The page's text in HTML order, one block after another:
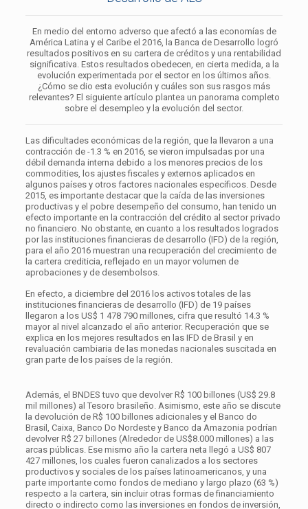
En medio del entorno adverso que afectó a las economías de
América Latina y el Caribe el 2016, la Banca de Desarrollo logró
resultados positivos en su cartera de créditos y una rentabilidad
significativa. Estos resultados obedecen, en cierta medida, a la
evolución experimentada por el sector en los últimos años.
¿Cómo se dio esta evolución y cuáles son sus rasgos más
relevantes? El siguiente artículo plantea un panorama completo
sobre el desempleo y la evolución del sector.
Las dificultades económicas de la región, que la llevaron a una
contracción de -1.3 % en 2016, se vieron impulsadas por una
débil demanda interna debido a los menores precios de los
commodities, los ajustes fiscales y externos aplicados en
algunos países y otros factores nacionales específicos. Desde
2015, es importante destacar que la caída de las inversiones
productivas y el pobre desempeño del consumo, han tenido un
efecto importante en la contracción del crédito al sector privado
no financiero. No obstante, en cuanto a los resultados logrados
por las instituciones financieras de desarrollo (IFD) de la región,
para el año 2016 muestran una recuperación del crecimiento de
la cartera crediticia, reflejado en un mayor volumen de
aprobaciones y de desembolsos.
En efecto, a diciembre del 2016 los activos totales de las
instituciones financieras de desarrollo (IFD) de 19 países
llegaron a los US$ 1 478 790 millones, cifra que resultó 14.3 %
mayor al nivel alcanzado el año anterior. Recuperación que se
explica en los mejores resultados en las IFD de Brasil y en
revaluación cambiaria de las monedas nacionales suscitada en
gran parte de los países de la región.
Además, el BNDES tuvo que devolver R$ 100 billones (US$ 29.8
mil millones) al Tesoro brasileño. Asimismo, este año se discute
la devolución de R$ 100 billones adicionales y el Banco do
Brasil, Caixa, Banco Do Nordeste y Banco da Amazonia podrían
devolver R$ 27 billones (Alrededor de US$8.000 millones) a las
arcas públicas. Ese mismo año la cartera neta llegó a US$ 807
427 millones, los cuales fueron canalizados a los sectores
productivos y sociales de los países latinoamericanos, y una
parte importante como fondos de mediano y largo plazo (63 %)
respecto a la cartera, sin incluir otras formas de financiamiento
directo o indirecto como las inversiones en fondos de inversión,